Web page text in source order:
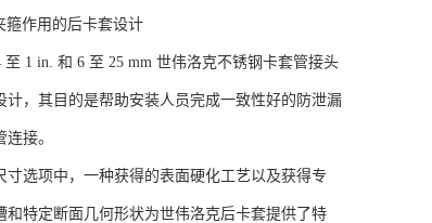
箍作用的后卡套设计
至 1 in. 和 6 至 25 mm 世伟洛克不锈钢卡套管接头
计，其目的是帮助安装人员完成一致性好的防泄漏
连接。
寸选项中，一种获得的表面硬化工艺以及获得专
和特定断面几何形状为世伟洛克后卡套提供了特